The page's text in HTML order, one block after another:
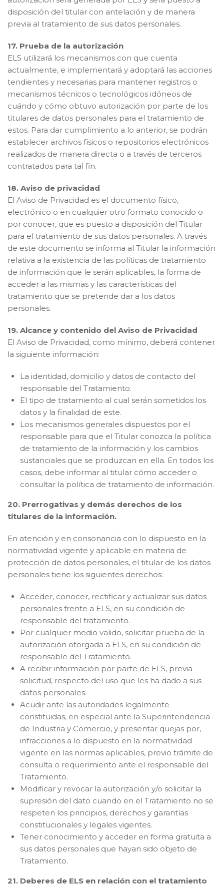
disposición del titular con antelación y de manera
previa al tratamiento de sus datos personales.
17. Prueba de la autorización
ELS utilizará los mecanismos con que cuenta
actualmente, e implementará y adoptará las acciones
tendientes y necesarias para mantener registros o
mecanismos técnicos o tecnológicos idóneos de
cuándo y cómo obtuvo autorización por parte de los
titulares de datos personales para el tratamiento de
estos. Para dar cumplimiento a lo anterior, se podrán
establecer archivos físicos o repositorios electrónicos
realizados de manera directa o a través de terceros
contratados para tal fin.
18. Aviso de privacidad
El Aviso de Privacidad es el documento físico,
electrónico o en cualquier otro formato conocido o
por conocer, que es puesto a disposición del Titular
para el tratamiento de sus datos personales. A través
de este documento se informa al Titular la información
relativa a la existencia de las políticas de tratamiento
de información que le serán aplicables, la forma de
acceder a las mismas y las características del
tratamiento que se pretende dar a los datos
personales.
19. Alcance y contenido del Aviso de Privacidad
El Aviso de Privacidad, como mínimo, deberá contener
la siguiente información:
La identidad, domicilio y datos de contacto del
responsable del Tratamiento.
El tipo de tratamiento al cual serán sometidos los
datos y la finalidad de este.
Los mecanismos generales dispuestos por el
responsable para que el Titular conozca la política
de tratamiento de la información y los cambios
sustanciales que se produzcan en ella. En todos los
casos, debe informar al titular cómo acceder o
consultar la política de tratamiento de información.
20. Prerrogativas y demás derechos de los
titulares de la información.
En atención y en consonancia con lo dispuesto en la
normatividad vigente y aplicable en materia de
protección de datos personales, el titular de los datos
personales tiene los siguientes derechos:
Acceder, conocer, rectificar y actualizar sus datos
personales frente a ELS, en su condición de
responsable del tratamiento.
Por cualquier medio valido, solicitar prueba de la
autorización otorgada a ELS, en su condición de
responsable del Tratamiento.
A recibir información por parte de ELS, previa
solicitud, respecto del uso que les ha dado a sus
datos personales.
Acudir ante las autoridades legalmente
constituidas, en especial ante la Superintendencia
de Industria y Comercio, y presentar quejas por,
infracciones a lo dispuesto en la normatividad
vigente en las normas aplicables, previo trámite de
consulta o requerimiento ante el responsable del
Tratamiento.
Modificar y revocar la autorización y/o solicitar la
supresión del dato cuando en el Tratamiento no se
respeten los principios, derechos y garantías
constitucionales y legales vigentes.
Tener conocimiento y acceder en forma gratuita a
sus datos personales que hayan sido objeto de
Tratamiento.
21. Deberes de ELS en relación con el tratamiento